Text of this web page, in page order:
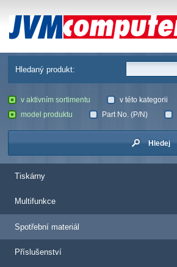
JVM Computers
Hledaný produkt:
v aktivním sortimentu
v této kategorii
model produktu
Part No. (P/N)
Hledej
Tiskárny
Multifunkce
Spotřební materiál
Příslušenství